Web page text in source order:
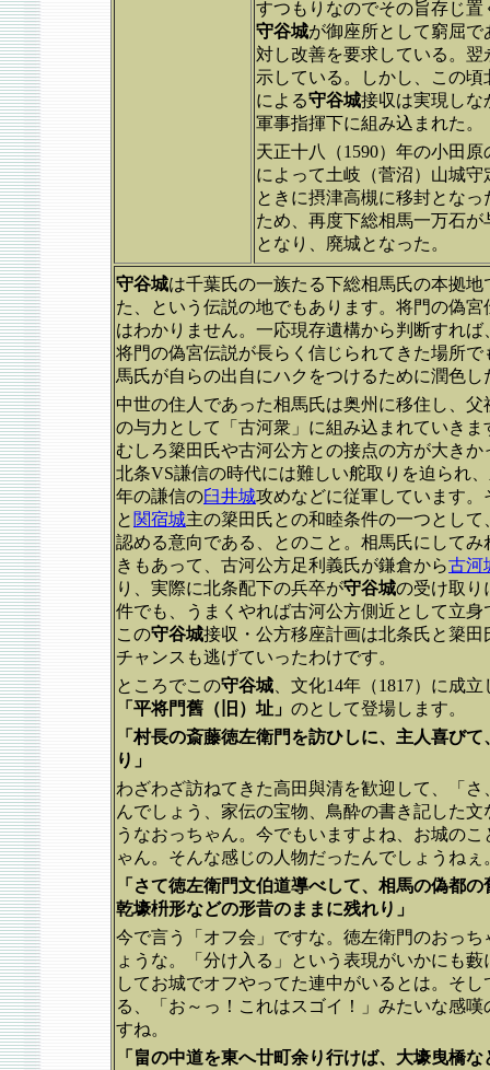
すつもりなのでその旨存じ
守谷城が御座所として窮屈
対し改善を要求している。
示している。しかし、この
による守谷城接収は実現しな
軍事指揮下に組み込まれた。
天正十八（1590）年の小田
によって土岐（菅沼）山城
ときに摂津高槻に移封とな
ため、再度下総相馬一万石
となり、廃城となった。
守谷城は千葉氏の一族たる下総相馬氏の本拠
た、という伝説の地でもあります。将門の偽
はわかりません。一応現存遺構から判断すれ
将門の偽宮伝説が長らく信じられてきた場所
馬氏が自らの出自にハクをつけるために潤色
中世の住人であった相馬氏は奥州に移住し、
の与力として「古河衆」に組み込まれていき
むしろ簗田氏や古河公方との接点の方が大き
北条VS謙信の時代には難しい舵取りを迫られ
年の謙信の臼井城攻めなどに従軍しています
と 関宿城主の簗田氏との和睦条件の一つとして
認める意向である、とのこと。相馬氏にして
きもあって、古河公方足利義氏が鎌倉から古河
り、実際に北条配下の兵卒が守谷城の受け取り
件でも、うまくやれば古河公方側近として立
この守谷城接収・公方移座計画は北条氏と簗
チャンスも逃げていったわけです。
ところでこの守谷城 、文化14年（1817）に成
「平将門舊（旧）址」 のとして登場します。
「村長の斎藤徳左衛門を訪ひしに、主人喜び
り」
わざわざ訪ねてきた高田與清を歓迎して、「
んでしょう、家伝の宝物、鳥酔の書き記した
うなおっちゃん。今でもいますよね、お城の
ゃん。そんな感じの人物だったんでしょうねぇ
「さて徳左衛門文伯道導べして、相馬の偽都
乾壕枡形などの形昔のままに残れり」
今で言う「オフ会」ですな。徳左衛門のおっ
ょうな。「分け入る」という表現がいかにも
してお城でオフやってた連中がいるとは。そ
る、「お～っ！これはスゴイ！」みたいな感
すね。
「畠の中道を東へ廿町余り行けば、大壕曳橋